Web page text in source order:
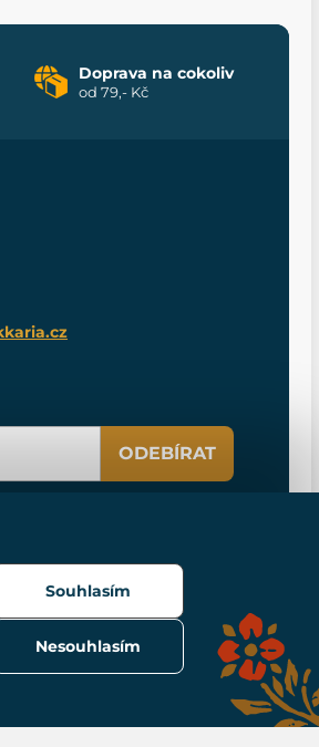
Doprava na cokoliv
od 79,- Kč
ODEBÍRAT
Nesouhlasím
Souhlasím